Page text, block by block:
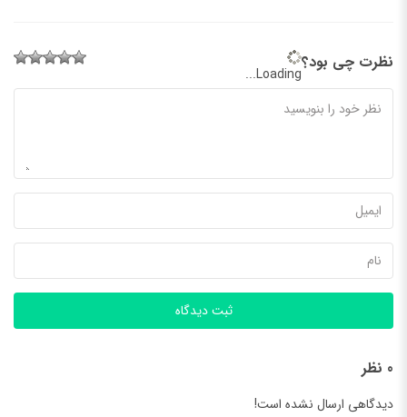
نظرت چی بود؟
Loading...
ثبت دیدگاه
0 نظر
دیدگاهی ارسال نشده است!